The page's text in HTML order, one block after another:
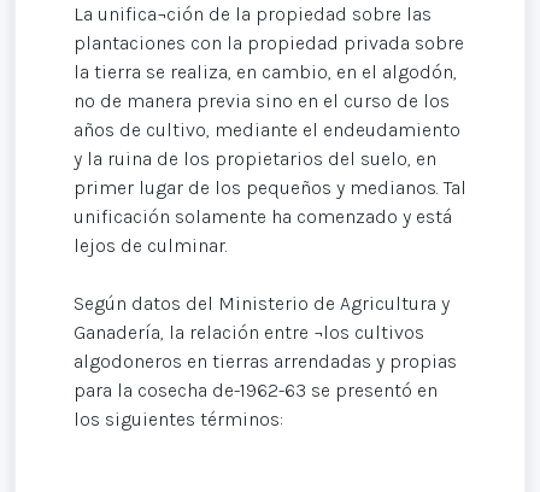
La unifica¬ción de la propiedad sobre las
plantaciones con la propiedad privada sobre
la tierra se realiza, en cambio, en el algodón,
no de manera previa sino en el curso de los
años de cultivo, mediante el endeudamiento
y la ruina de los propietarios del suelo, en
primer lugar de los pequeños y medianos. Tal
unificación solamente ha comenzado y está
lejos de culminar.
Según datos del Ministerio de Agricultura y
Ganadería, la relación entre ¬los cultivos
algodoneros en tierras arrendadas y propias
para la cosecha de-1962-63 se presentó en
los siguientes términos: